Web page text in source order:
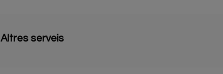
Altres serveis